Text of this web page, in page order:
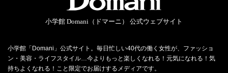
小学館 Domani（ドマーニ） 公式ウェブサイト
小学館「Domani」公式サイト。毎日忙しい40代の働く女性が、ファッショ
ン・美容・ライフスタイル…今よりもっと楽しくなれる！元気になれる！気
持ちよくなれる！こと限定でお届けするメディアです。